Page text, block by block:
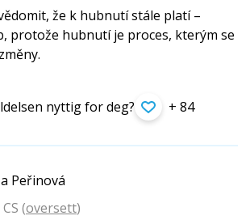
že k hubnutí stále platí –
protože hubnutí je proces, kterým se
nyttig for deg? + 84
Peřinová
CS (oversett)